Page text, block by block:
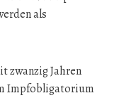
als
zwanzig Jahren
Impfobligatorium